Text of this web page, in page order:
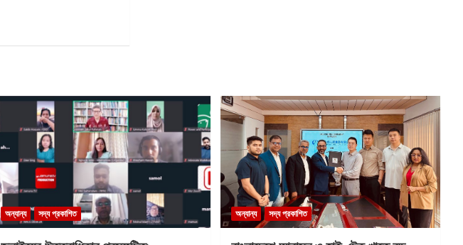
অন্যান্য সদ্য প্রকাশিত অন্যান্য সদ্য প্রকাশিত